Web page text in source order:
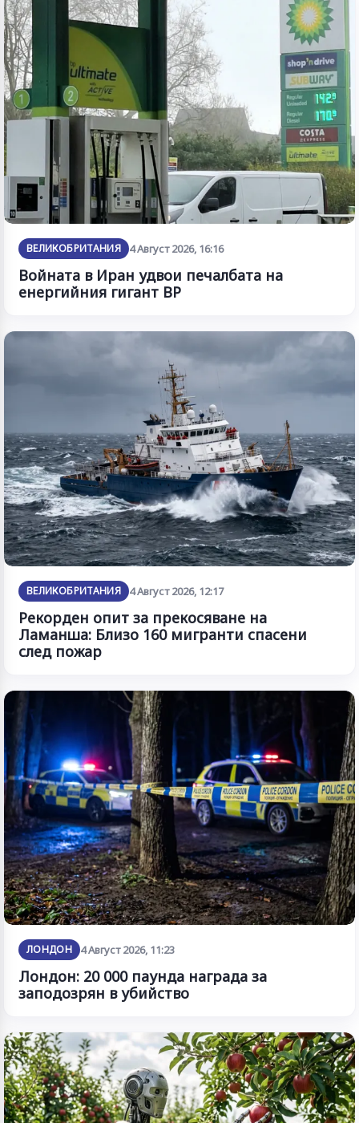
ВЕЛИКОБРИТАНИЯ 4 Август 2026, 16:16
Войната в Иран удвои печалбата на
енергийния гигант BP
ВЕЛИКОБРИТАНИЯ 4 Август 2026, 12:17
Рекорден опит за прекосяване на
Ламанша: Близо 160 мигранти спасени
след пожар
ЛОНДОН 4 Август 2026, 11:23
Лондон: 20 000 паунда награда за
заподозрян в убийство